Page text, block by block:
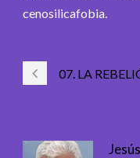
cenosilicafobia.
07. LA